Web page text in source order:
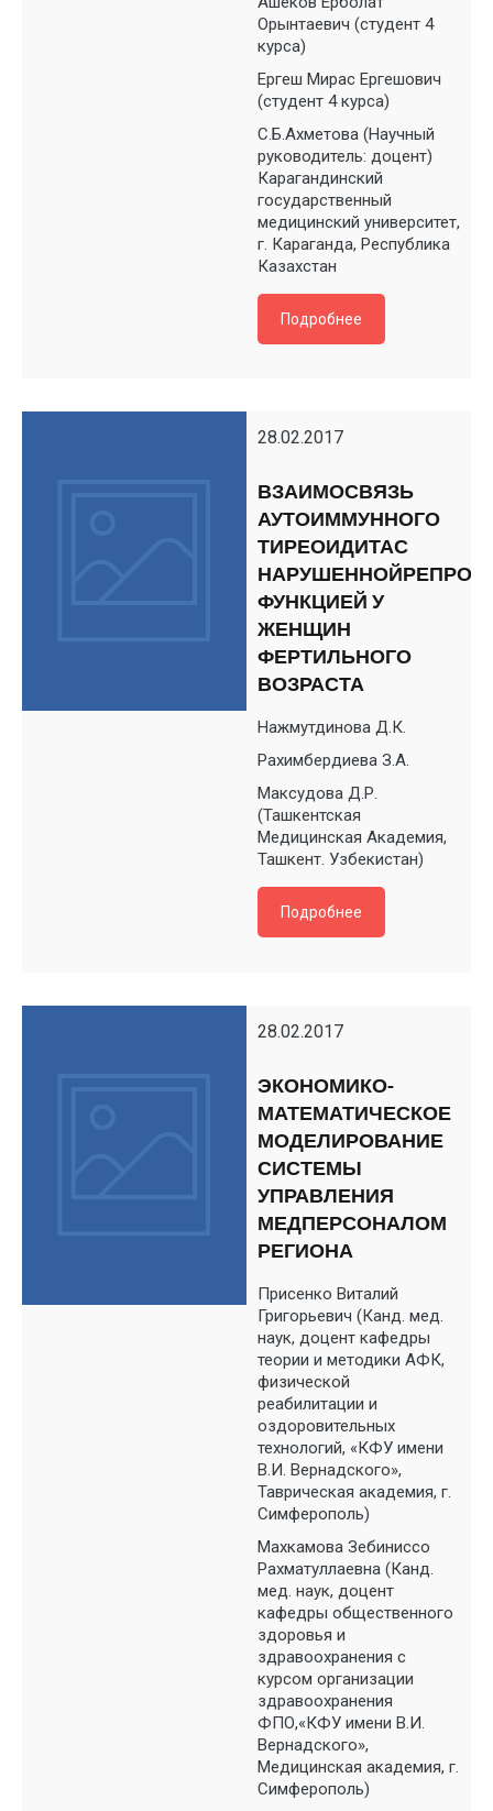
Орынтаевич (студент 4
курса)
Ергеш Мирас Ергешович
(студент 4 курса)
С.Б.Ахметова (Научный
руководитель: доцент)
Карагандинский
государственный
медицинский университет,
г. Караганда, Республика
Казахстан
Подробнее
28.02.2017
ВЗАИМОСВЯЗЬ
АУТОИММУННОГО
ТИРЕОИДИТАС
ФУНКЦИЕЙ У
ЖЕНЩИН
ФЕРТИЛЬНОГО
ВОЗРАСТА
Нажмутдинова Д.К.
Рахимбердиева З.А.
Максудова Д.Р.
(Ташкентская
Медицинская Академия,
Ташкент. Узбекистан)
Подробнее
28.02.2017
ЭКОНОМИКО-
МАТЕМАТИЧЕСКОЕ
МОДЕЛИРОВАНИЕ
СИСТЕМЫ
УПРАВЛЕНИЯ
МЕДПЕРСОНАЛОМ
РЕГИОНА
Присенко Виталий
Григорьевич (Канд. мед.
наук, доцент кафедры
теории и методики АФК,
физической
реабилитации и
оздоровительных
технологий, «КФУ имени
В.И. Вернадского»,
Таврическая академия, г.
Симферополь)
Махкамова Зебиниссо
Рахматуллаевна (Канд.
мед. наук, доцент
кафедры общественного
здоровья и
здравоохранения с
курсом организации
здравоохранения
ФПО,«КФУ имени В.И.
Вернадского»,
Медицинская академия, г.
Симферополь)